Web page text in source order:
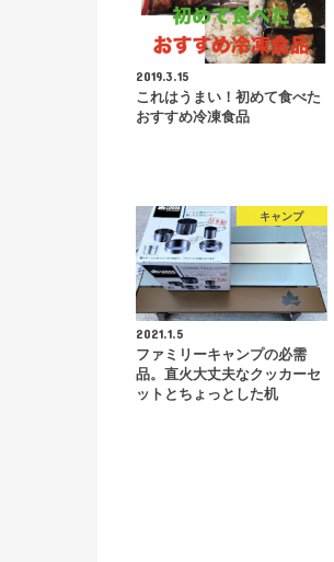
2019.3.15
これはうまい！初めて食べた
おすすめ冷凍食品
キャンプ
2021.1.5
ファミリーキャンプの必需
品。直火大丈夫なクッカーセ
ットとちょっとした机